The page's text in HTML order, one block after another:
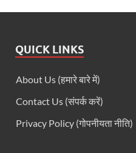
QUICK LINKS
About Us (हमारे बारे में)
Contact Us (संपर्क करें)
Privacy Policy (गोपनीयता नीति)